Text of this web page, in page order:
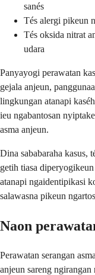
sanés
Tés alergi pikeun
Tés oksida nitrat
udara
Panyayogi perawatan
gejala anjeun,
lingkungan atanapi
ieu ngabantosan
asma anjeun.
Dina sababaraha kasus,
getih tiasa
atanapi ngaidentipikasi
salawasna pikeun
Naon
Perawatan serangan
anjeun sareng